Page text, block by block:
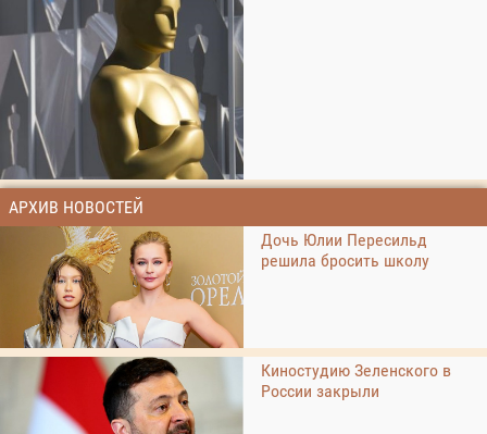
АРХИВ НОВОСТЕЙ
Дочь Юлии Пересильд
решила бросить школу
Киностудию Зеленского в
России закрыли